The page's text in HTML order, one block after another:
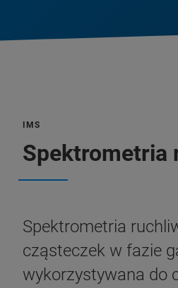
IMS
Spektrometria
Spektrometria
cząsteczek w fazie
wykorzystywana do